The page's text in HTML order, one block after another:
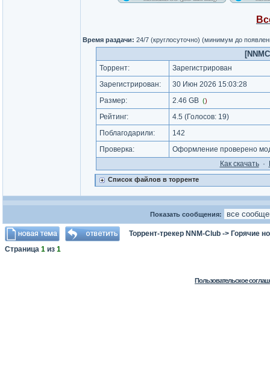
Время раздачи: 24/7 (круглосуточно) (минимум до
Торрент:
Зарегистрирован
Зарегистрирован:
30 Июн 2026 15:03:28
Размер:
2.46 GB ()
Рейтинг: 4.5 (Голосов: 19)
Поблагодарили:
142
Проверка:
Оформление проверено
Как cкачать·
Список файлов в торренте
Показать сообщения:
Торрент-трекер NNM-Club -> Горячие
Страница 1 из 1
Пользовательское